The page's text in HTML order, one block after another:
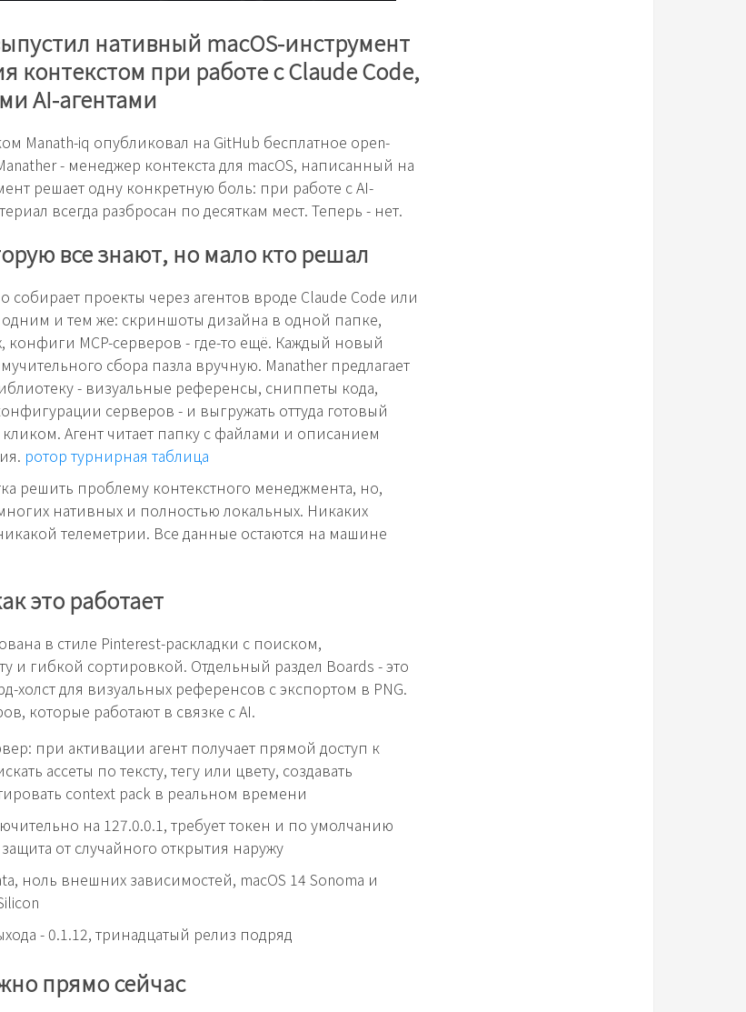
нативный macOS-инструмент
контекстом при работе с Claude Code,
AI-агентами
Manath-iq опубликовал на GitHub бесплатное open-
- менеджер контекста для macOS, написанный на
решает одну конкретную боль: при работе с AI-
всегда разбросан по десяткам мест. Теперь - нет.
все знают, но мало кто решал
собирает проекты через агентов вроде Claude Code или
одним и тем же: скриншоты дизайна в одной папке,
конфиги MCP-серверов - где-то ещё. Каждый новый
сбора пазла вручную. Manather предлагает
- визуальные референсы, сниппеты кода,
серверов - и выгружать оттуда готовый
Агент читает папку с файлами и описанием
ротор турнирная таблица
решить проблему контекстного менеджмента, но,
нативных и полностью локальных. Никаких
телеметрии. Все данные остаются на машине
это работает
в стиле Pinterest-раскладки с поиском,
и гибкой сортировкой. Отдельный раздел Boards - это
холст для визуальных референсов с экспортом в PNG.
которые работают в связке с AI.
при активации агент получает прямой доступ к
ассеты по тексту, тегу или цвету, создавать
context pack в реальном времени
на 127.0.0.1, требует токен и по умолчанию
от случайного открытия наружу
ноль внешних зависимостей, macOS 14 Sonoma и
- 0.1.12, тринадцатый релиз подряд
прямо сейчас